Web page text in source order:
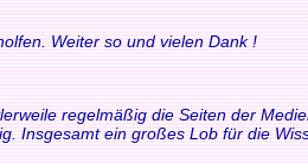
Weiter so und vielen Dank !
regelmäßig die Seiten der
Insgesamt ein großes Lob für die